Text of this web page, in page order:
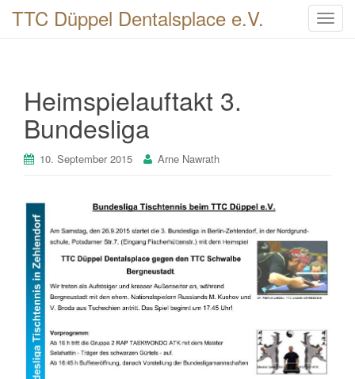
T
t
i
o
n
TTC Düppel Dentalsplace e.V.
Heimspielauftakt 3.
Bundesliga
10. September 2015 Arne Nawrath